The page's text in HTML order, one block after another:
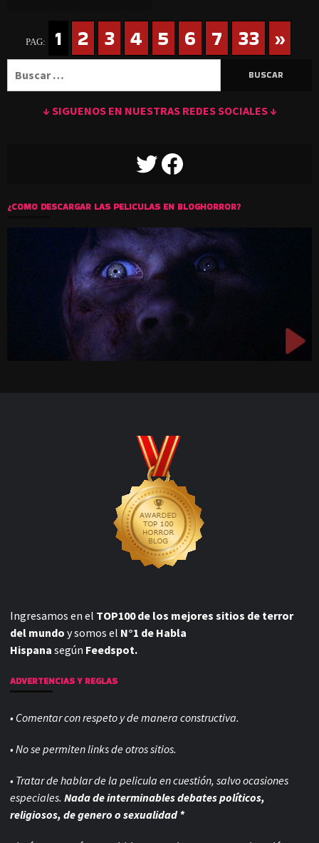
PAG: 1 2 3 4 5 6 7 33 »
↓ SIGUENOS EN NUESTRAS REDES SOCIALES ↓
TWITTERFACEBOOK
¿COMO DESCARGAR LAS PELICULAS EN BLOGHORROR?
Ingresamos en el TOP100 de los mejores sitios de terror
del mundo y somos el N°1 de Habla
Hispana según Feedspot.
ADVERTENCIAS Y REGLAS
• Comentar con respeto y de manera constructiva.
• No se permiten links de otros sitios.
• Tratar de hablar de la pelicula en cuestión, salvo ocasiones
especiales. Nada de interminables debates políticos,
religiosos, de genero o sexualidad *